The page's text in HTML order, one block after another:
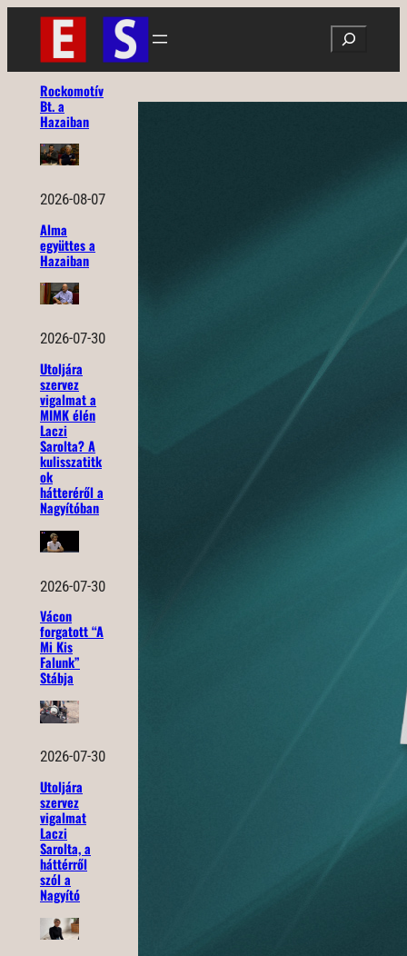
Ugrás
tartalomhoz
Search
Rockomotív
Bt. a
Hazaiban
2026-08-07
Alma
együttes a
Hazaiban
2026-07-30
Utoljára
szervez
vigalmat a
MIMK élén
Laczi
Sarolta? A
kulisszatitk
ok
hátteréről a
Nagyítóban
2026-07-30
Vácon
forgatott “A
Mi Kis
Falunk”
Stábja
2026-07-30
Utoljára
szervez
vigalmat
Laczi
Sarolta, a
háttérről
szól a
Nagyító